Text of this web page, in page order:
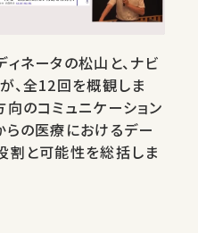
ィネータの松山と、ナビ
、全12回を概観しま
向のコミュニケーション
らの医療におけるデー
割と可能性を総括しま